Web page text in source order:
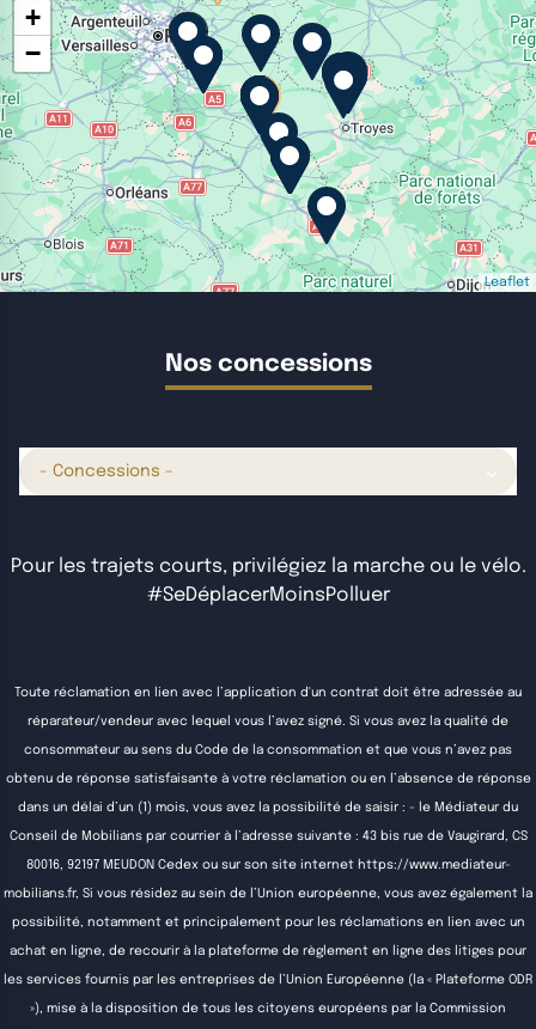
+
−
Leaflet
Nos concessions
- Concessions -
Pour les trajets courts, privilégiez la marche ou le vélo.
#SeDéplacerMoinsPolluer
Toute réclamation en lien avec l’application d'un contrat doit être adressée au
réparateur/vendeur avec lequel vous l’avez signé. Si vous avez la qualité de
consommateur au sens du Code de la consommation et que vous n’avez pas
obtenu de réponse satisfaisante à votre réclamation ou en l’absence de réponse
dans un délai d’un (1) mois, vous avez la possibilité de saisir : - le Médiateur du
Conseil de Mobilians par courrier à l’adresse suivante : 43 bis rue de Vaugirard, CS
80016, 92197 MEUDON Cedex ou sur son site internet https://www.mediateur-
mobilians.fr, Si vous résidez au sein de l’Union européenne, vous avez également la
possibilité, notamment et principalement pour les réclamations en lien avec un
achat en ligne, de recourir à la plateforme de règlement en ligne des litiges pour
les services fournis par les entreprises de l’Union Européenne (la « Plateforme ODR
»), mise à la disposition de tous les citoyens européens par la Commission